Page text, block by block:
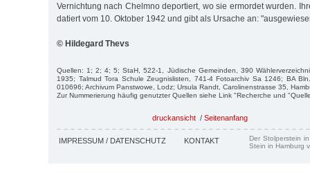
Vernichtung nach Chelmno deportiert, wo sie ermordet wurden.
datiert vom 10. Oktober 1942 und gibt als Ursache an:
© Hildegard Thevs
Quellen: 1; 2; 4; 5; StaH, 522-1, Jüdische Gemeinden, 390
1935; Talmud Tora Schule Zeugnislisten, 741-4 Fotoarchiv Sa 1246; BA
010696; Archivum Panstwowe, Lodz; Ursula Randt, Carolinenstrasse 35,
Zur Nummerierung häufig genutzter Quellen siehe Link "Recherche und
druckansicht / Seitenanfang
IMPRESSUM / DATENSCHUTZ KONTAKT
Der Stolperstein
Stein in Hamburg